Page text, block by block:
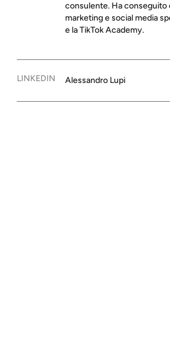
consulente. Ha conseguito
marketing e social media
e la TikTok Academy.
LINKEDIN Alessandro Lupi